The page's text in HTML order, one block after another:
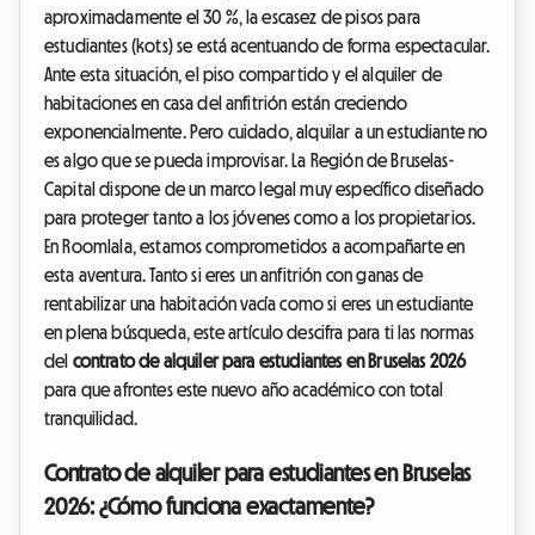
aproximadamente el 30 %, la escasez de pisos para
estudiantes (kots) se está acentuando de forma espectacular.
Ante esta situación, el piso compartido y el alquiler de
habitaciones en casa del anfitrión están creciendo
exponencialmente. Pero cuidado, alquilar a un estudiante no
es algo que se pueda improvisar. La Región de Bruselas-
Capital dispone de un marco legal muy específico diseñado
para proteger tanto a los jóvenes como a los propietarios.
En Roomlala, estamos comprometidos a acompañarte en
esta aventura. Tanto si eres un anfitrión con ganas de
rentabilizar una habitación vacía como si eres un estudiante
en plena búsqueda, este artículo descifra para ti las normas
del contrato de alquiler para estudiantes en Bruselas 2026
para que afrontes este nuevo año académico con total
tranquilidad.
Contrato de alquiler para estudiantes en Bruselas
2026: ¿Cómo funciona exactamente?